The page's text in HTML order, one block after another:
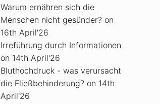
Warum ernähren sich die
Menschen nicht gesünder? on
16th April'26
Irreführung durch Informationen
on 14th April'26
Bluthochdruck - was verursacht
die Fließbehinderung? on 14th
April'26